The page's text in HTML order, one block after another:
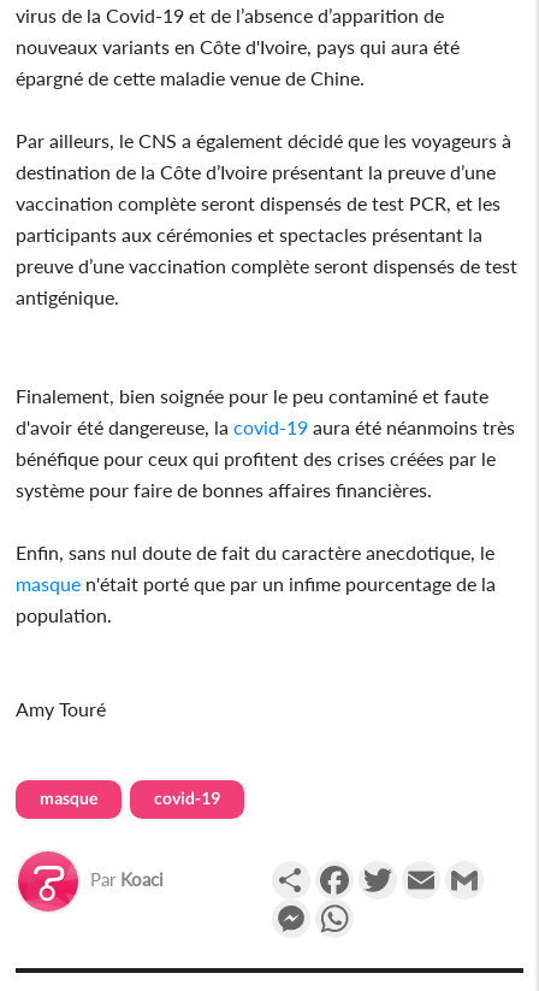
virus de la Covid-19 et de l’absence d’apparition de
nouveaux variants en Côte d'Ivoire, pays qui aura été
épargné de cette maladie venue de Chine.
Par ailleurs, le CNS a également décidé que les voyageurs à
destination de la Côte d’Ivoire présentant la preuve d’une
vaccination complète seront dispensés de test PCR, et les
participants aux cérémonies et spectacles présentant la
preuve d’une vaccination complète seront dispensés de test
antigénique.
Finalement, bien soignée pour le peu contaminé et faute
d'avoir été dangereuse, lacovid-19 aura été néanmoins très
bénéfique pour ceux qui profitent des crises créées par le
système pour faire de bonnes affaires financières.
Enfin, sans nul doute de fait du caractère anecdotique, le
masque n'était porté que par un infime pourcentage de la
population.
Amy Touré
masque covid-19
Par Koaci PartagerFacebookTwitterEmail
Messenger